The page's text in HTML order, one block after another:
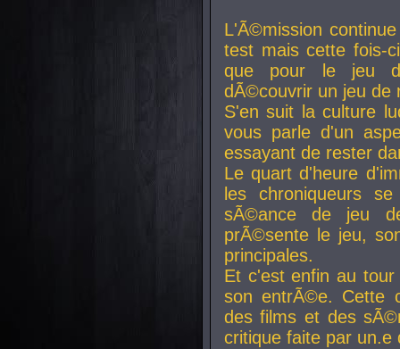
L'Ã©mission
test mais cette fois-
que pour le jeu
dÃ©couvrir un jeu de
S'en suit la culture
vous parle d'un
essayant de rester
Le quart d'heure
les chroniqueurs
sÃ©ance de jeu
prÃ©sente le jeu,
principales.
Et c'est enfin au
son entrÃ©e. Cette
des films et des
critique faite par